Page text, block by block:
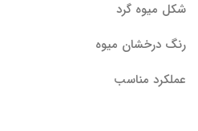
شکل میوه گرد
رنگ درخشان میوه
عملکرد مناسب